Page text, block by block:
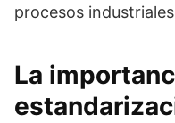
procesos
La